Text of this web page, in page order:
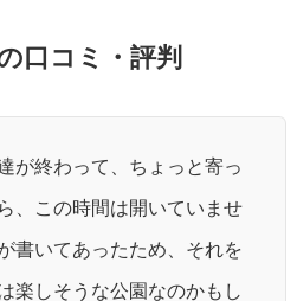
コミ・評判
が終わって、ちょっと寄っ
、この時間は開いていませ
書いてあったため、それを
楽しそうな公園なのかもし